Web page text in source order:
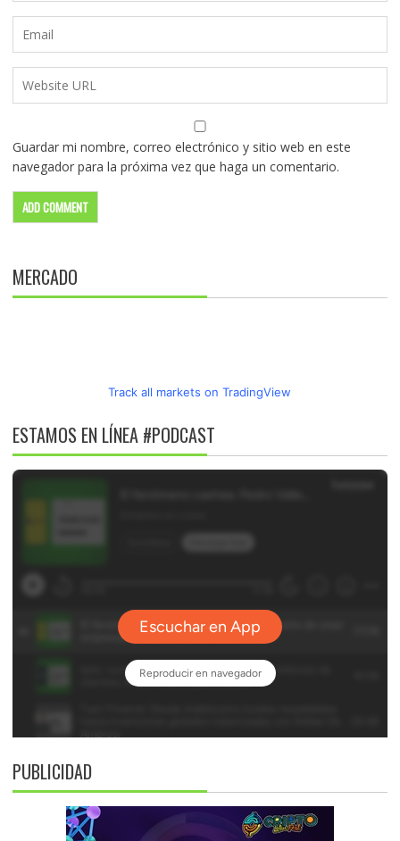
Guardar mi nombre, correo electrónico y sitio web en este
navegador para la próxima vez que haga un comentario.
MERCADO
Track all markets on TradingView
ESTAMOS EN LÍNEA #PODCAST
PUBLICIDAD